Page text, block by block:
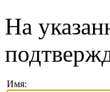
На
Имя: